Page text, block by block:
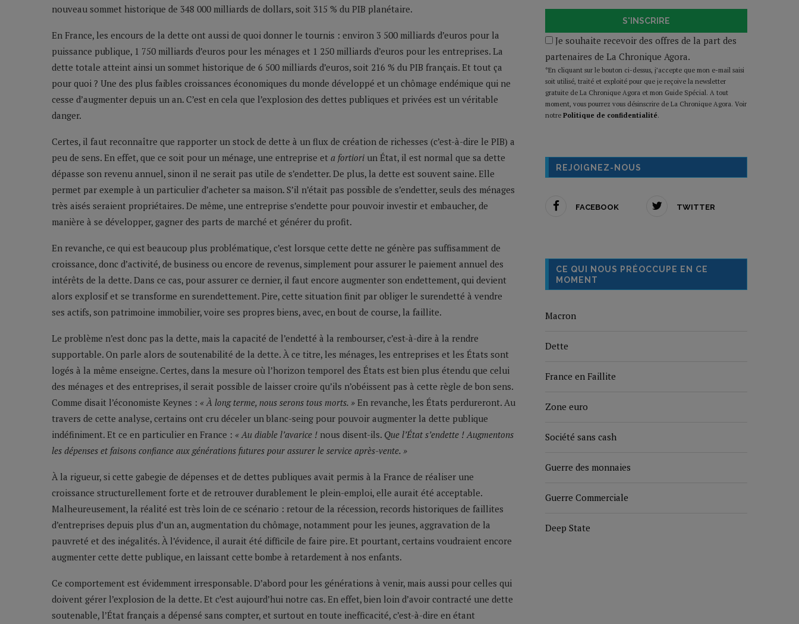
nouveau sommet historique de 348 000 milliards de dollars, soit 315 % du PIB planétaire.
En France, les encours de la dette ont aussi de quoi donner le tournis : environ 3 500 milliards d’euros pour la
puissance publique, 1 750 milliards d’euros pour les ménages et 1 250 milliards d’euros pour les entreprises. La
dette totale atteint ainsi un sommet historique de 6 500 milliards d’euros, soit 216 % du PIB français. Et tout ça
pour quoi ? Une des plus faibles croissances économiques du monde développé et un chômage endémique qui ne
cesse d’augmenter depuis un an. C’est en cela que l’explosion des dettes publiques et privées est un véritable
danger.
Certes, il faut reconnaître que rapporter un stock de dette à un flux de création de richesses (c’est-à-dire le PIB) a
peu de sens. En effet, que ce soit pour un ménage, une entreprise et a fortiori un État, il est normal que sa dette
dépasse son revenu annuel, sinon il ne serait pas utile de s’endetter. De plus, la dette est souvent saine. Elle
permet par exemple à un particulier d’acheter sa maison. S’il n’était pas possible de s’endetter, seuls des ménages
très aisés seraient propriétaires. De même, une entreprise s’endette pour pouvoir investir et embaucher, de
manière à se développer, gagner des parts de marché et générer du profit.
En revanche, ce qui est beaucoup plus problématique, c’est lorsque cette dette ne génère pas suffisamment de
croissance, donc d’activité, de business ou encore de revenus, simplement pour assurer le paiement annuel des
intérêts de la dette. Dans ce cas, pour assurer ce dernier, il faut encore augmenter son endettement, qui devient
alors explosif et se transforme en surendettement. Pire, cette situation finit par obliger le surendetté à vendre
ses actifs, son patrimoine immobilier, voire ses propres biens, avec, en bout de course, la faillite.
Le problème n’est donc pas la dette, mais la capacité de l’endetté à la rembourser, c’est-à-dire à la rendre
supportable. On parle alors de soutenabilité de la dette. À ce titre, les ménages, les entreprises et les États sont
logés à la même enseigne. Certes, dans la mesure où l’horizon temporel des États est bien plus étendu que celui
des ménages et des entreprises, il serait possible de laisser croire qu’ils n’obéissent pas à cette règle de bon sens.
Comme disait l’économiste Keynes : «À long terme, nous serons tous morts. » En revanche, les États perdureront. Au
travers de cette analyse, certains ont cru déceler un blanc-seing pour pouvoir augmenter la dette publique
indéfiniment. Et ce en particulier en France : « Au diable l’avarice ! nous disent-ils. Que l’État s’endette ! Augmentons
les dépenses et faisons confiance aux générations futures pour assurer le service après-vente. »
À la rigueur, si cette gabegie de dépenses et de dettes publiques avait permis à la France de réaliser une
croissance structurellement forte et de retrouver durablement le plein-emploi, elle aurait été acceptable.
Malheureusement, la réalité est très loin de ce scénario : retour de la récession, records historiques de faillites
d’entreprises depuis plus d’un an, augmentation du chômage, notamment pour les jeunes, aggravation de la
pauvreté et des inégalités. À l’évidence, il aurait été difficile de faire pire. Et pourtant, certains voudraient encore
augmenter cette dette publique, en laissant cette bombe à retardement à nos enfants.
Ce comportement est évidemment irresponsable. D’abord pour les générations à venir, mais aussi pour celles qui
doivent gérer l’explosion de la dette. Et c’est aujourd’hui notre cas. En effet, bien loin d’avoir contracté une dette
soutenable, l’État français a dépensé sans compter, et surtout en toute inefficacité, c’est-à-dire en étant
S'INSCRIRE
Je souhaite recevoir des offres de la part des
partenaires de La Chronique Agora.
*En cliquant sur le bouton ci-dessus, j’accepte que mon e-mail saisi
soit utilisé, traité et exploité pour que je reçoive la newsletter
gratuite de La Chronique Agora et mon Guide Spécial. A tout
moment, vous pourrez vous désinscrire de La Chronique Agora. Voir
notre Politique de confidentialité.
REJOIGNEZ-NOUS
FACEBOOK TWITTER
CE QUI NOUS PRÉOCCUPE EN CE
MOMENT
Macron
Dette
France en Faillite
Zone euro
Société sans cash
Guerre des monnaies
Guerre Commerciale
Deep State